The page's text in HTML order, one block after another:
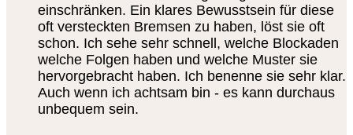
einschränken. Ein klares Bewusstsein für diese
oft versteckten Bremsen zu haben, löst sie oft
schon. Ich sehe sehr schnell, welche Blockaden
welche Folgen haben und welche Muster sie
hervorgebracht haben. Ich benenne sie sehr klar.
Auch wenn ich achtsam bin - es kann durchaus
unbequem sein.